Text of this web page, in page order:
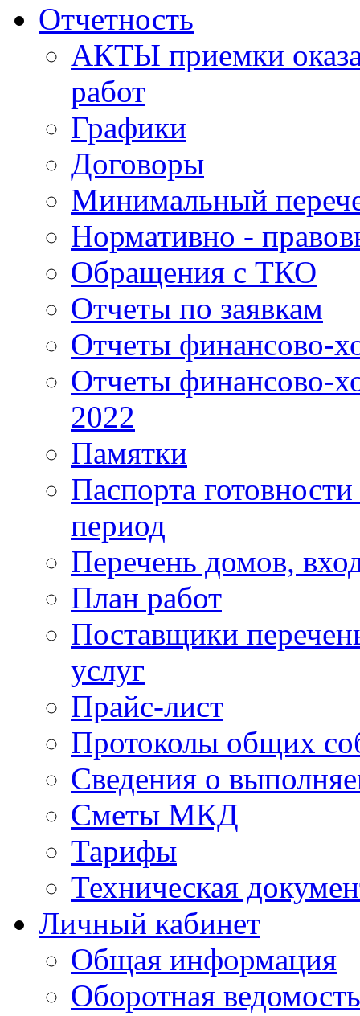
Отчетность
АКТЫ приемки
работ
Графики
Договоры
Минимальный
Нормативно -
Обращения с ТКО
Отчеты по заявкам
Отчеты финансово-
Отчеты финансово-
2022
Памятки
Паспорта
период
Перечень домов,
План работ
Поставщики
услуг
Прайс-лист
Протоколы общих
Сведения о
Сметы МКД
Тарифы
Техническая
Личный кабинет
Общая информация
Оборотная ведомость